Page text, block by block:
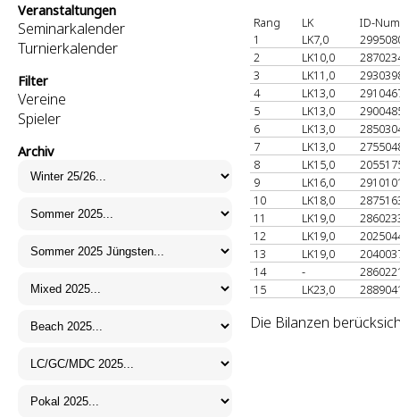
Veranstaltungen
Seminarkalender
Turnierkalender
Filter
Vereine
Spieler
Archiv
Rang LK
ID-
1
LK7,0
2
LK10,0
3
LK11,0
4
LK13,0
5
LK13,0
6
LK13,0
7
LK13,0
8
LK15,0
9
LK16,0
10
LK18,0
11
LK19,0
12
LK19,0
13
LK19,0
14
-
15
LK23,0
Die Bilanzen